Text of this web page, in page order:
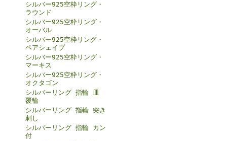
シルバー925空枠リング・
ラウンド
シルバー925空枠リング・
オーバル
シルバー925空枠リング・
ペアシェイプ
シルバー925空枠リング・
マーキス
シルバー925空枠リング・
オクタゴン
シルバーリング 指輪 皿
覆輪
シルバーリング 指輪 突き
刺し
シルバーリング 指輪 カン
付